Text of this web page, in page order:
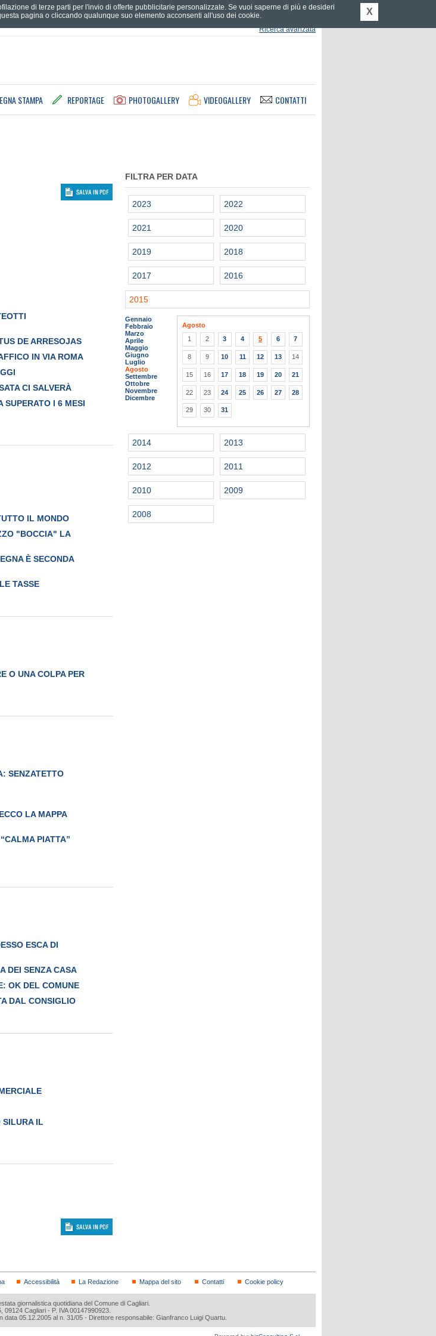
Ricerca avanzata
STAMPA REPORTAGE PHOTOGALLERY VIDEOGALLERY CONTATTI
DE ARRESOJAS
IN VIA ROMA
CI SALVERÀ
SUPERATO I 6 MESI
IL MONDO
"BOCCIA" LA
È SECONDA
TASSE
O UNA COLPA PER
SENZATETTO
LA MAPPA
PIATTA”
ESCA DI
DEI SENZA CASA
OK DEL COMUNE
DAL CONSIGLIO
SILURA IL
FILTRA PER DATA
2023 2022
2021 2020
2019 2018
2017 2016
2015
Gennaio
Febbraio
Marzo
Aprile
Maggio
Giugno
Luglio
Agosto
Settembre
Ottobre
Novembre
Dicembre
Agosto
1
2 3 4 5 6 7
8 9 10 11 12 13 14
15 16 17 18 19 20 21
22 23 24 25 26 27 28
29 30 31
2014 2013
2012 2011
2010 2009
2008
Accessibilità La Redazione Mappa del sito Contatti Cookie policy
giornalistica quotidiana del Comune di Cagliari.
09124 Cagliari - P. IVA 00147990923.
data 05.12.2005 al n. 31/05 - Direttore responsabile: Gianfranco Luigi Quartu.
di terze parti per l'invio di offerte pubblicitarie personalizzate. Se vuoi saperne di più e desideri
pagina o cliccando qualunque suo elemento acconsenti all'uso dei cookie. X